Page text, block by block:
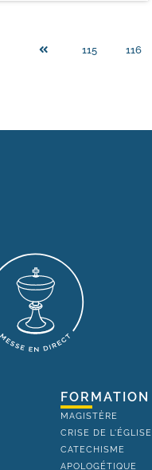
115 116
FORMATION
MAGISTÈRE
CRISE DE L'ÉGLISE
CATECHISME
APOLOGÉTIQUE